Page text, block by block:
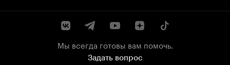
Мы всегда готовы вам помочь.
Задать вопрос